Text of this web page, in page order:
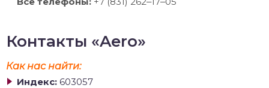
Контакты «Aero»
Как нас найти:
Индекс: 603057